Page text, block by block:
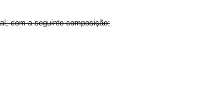
com a seguinte composição: